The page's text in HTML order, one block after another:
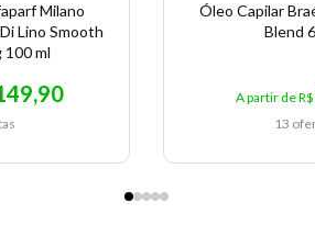
Milano
Lino Smooth
100 ml
Óleo Capilar
Blend
A partir de R$
13